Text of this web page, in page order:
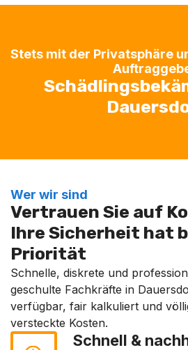
Stets mit der Privatsphäre
Wer wir sind
Vertrauen Sie auf
Ihre Sicherheit hat
Priorität
Schnelle, diskrete und
geschulte Fachkräfte in
verfügbar, fair kalkuliert und
versteckte Kosten.
Schnell &